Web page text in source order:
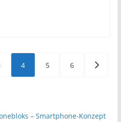
4 5 6
– Smartphone-Konzept